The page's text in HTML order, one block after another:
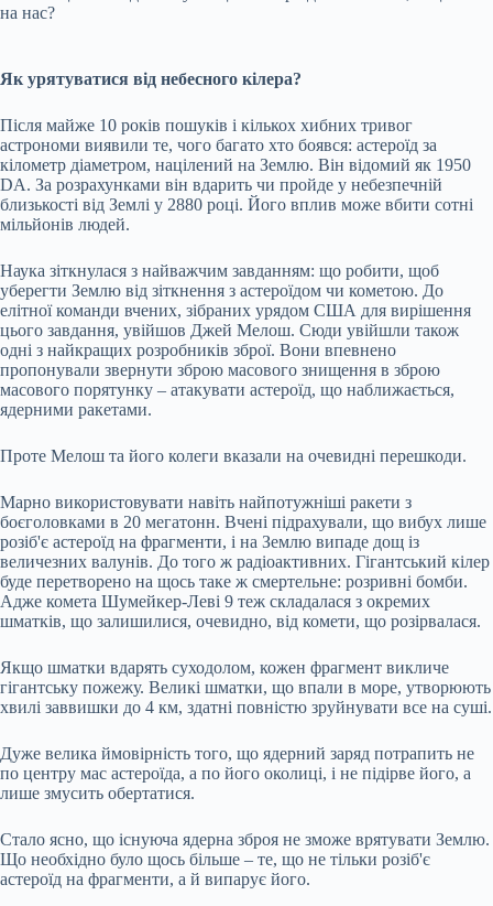
на нас?
Як урятуватися від небесного кілера?
Після майже 10 років пошуків і кількох хибних тривог
астрономи виявили те, чого багато хто боявся: астероїд за
кілометр діаметром, націлений на Землю. Він відомий як 1950
DA. За розрахунками він вдарить чи пройде у небезпечній
близькості від Землі у 2880 році. Його вплив може вбити сотні
мільйонів людей.
Наука зіткнулася з найважчим завданням: що робити, щоб
уберегти Землю від зіткнення з астероїдом чи кометою. До
елітної команди вчених, зібраних урядом США для вирішення
цього завдання, увійшов Джей Мелош. Сюди увійшли також
одні з найкращих розробників зброї. Вони впевнено
пропонували звернути зброю масового знищення в зброю
масового порятунку – атакувати астероїд, що наближається,
ядерними ракетами.
Проте Мелош та його колеги вказали на очевидні перешкоди.
Марно використовувати навіть найпотужніші ракети з
боєголовками в 20 мегатонн. Вчені підрахували, що вибух лише
розіб'є астероїд на фрагменти, і на Землю випаде дощ із
величезних валунів. До того ж радіоактивних. Гігантський кілер
буде перетворено на щось таке ж смертельне: розривні бомби.
Адже комета Шумейкер-Леві 9 теж складалася з окремих
шматків, що залишилися, очевидно, від комети, що розірвалася.
Якщо шматки вдарять суходолом, кожен фрагмент викличе
гігантську пожежу. Великі шматки, що впали в море, утворюють
хвилі заввишки до 4 км, здатні повністю зруйнувати все на суші.
Дуже велика ймовірність того, що ядерний заряд потрапить не
по центру мас астероїда, а по його околиці, і не підірве його, а
лише змусить обертатися.
Стало ясно, що існуюча ядерна зброя не зможе врятувати Землю.
Що необхідно було щось більше – те, що не тільки розіб'є
астероїд на фрагменти, а й випарує його.